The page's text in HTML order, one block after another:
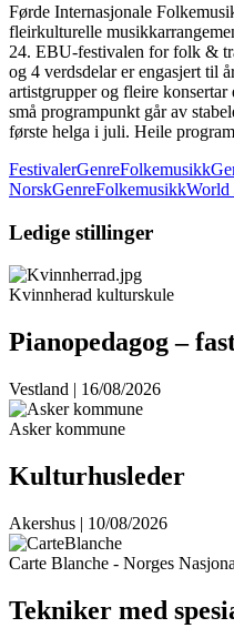
Førde Internasjonale
fleirkulturelle
24. EBU-festivalen for folk &
og 4 verdsdelar er engasjert til
artistgrupper og fleire
små programpunkt går av
første helga i juli. Heile
FestivalerGenreFolkemusikk
NorskGenreFolkemusikkWorld
Ledige stillinger
Kvinnherad kulturskule
Pianopedagog –
Vestland | 16/08/2026
Asker kommune
Kulturhusleder
Akershus | 10/08/2026
Carte Blanche - Norges
Tekniker med